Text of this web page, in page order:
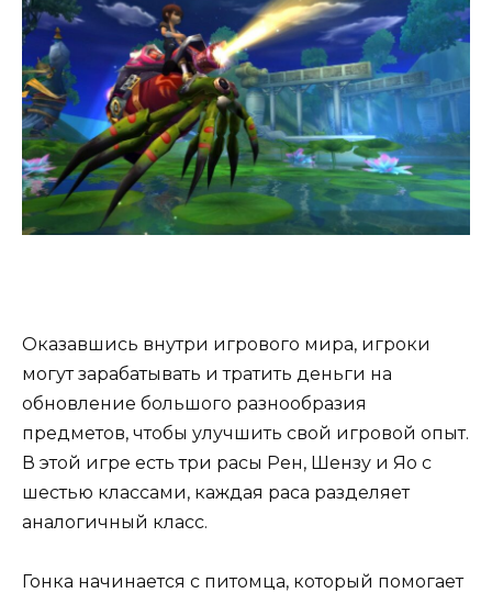
Оказавшись внутри игрового мира, игроки
могут зарабатывать и тратить деньги на
обновление большого разнообразия
предметов, чтобы улучшить свой игровой опыт.
В этой игре есть три расы Рен, Шензу и Яо с
шестью классами, каждая раса разделяет
аналогичный класс.
Гонка начинается с питомца, который помогает